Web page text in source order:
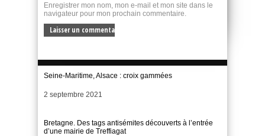
Enregistrer mon nom, mon e-mail et mon site dans le
navigateur pour mon prochain commentaire.
Seine-Maritime, Alsace : croix gammées
Date
2 septembre 2021
Bretagne. Des tags antisémites découverts à l’entrée
d’une mairie de Treffiagat